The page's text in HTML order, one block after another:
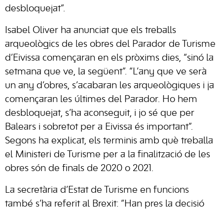
desbloquejat”.
Isabel Oliver ha anunciat que els treballs
arqueològics de les obres del Parador de Turisme
d’Eivissa començaran en els pròxims dies, “sinó la
setmana que ve, la següent”. “L’any que ve serà
un any d’obres, s’acabaran les arqueològiques i ja
començaran les últimes del Parador. Ho hem
desbloquejat, s’ha aconseguit, i jo sé que per
Balears i sobretot per a Eivissa és important”.
Segons ha explicat, els terminis amb què treballa
el Ministeri de Turisme per a la finalització de les
obres són de finals de 2020 o 2021.
La secretària d’Estat de Turisme en funcions
també s’ha referit al Brexit: “Han pres la decisió